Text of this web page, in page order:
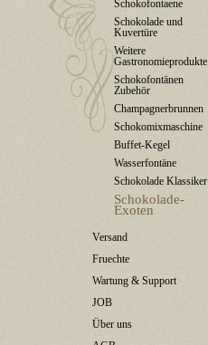
Schokofontaene
Schokolade und
Kuvertüre
Weitere
Gastronomieprodukte
Schokofontänen
Zubehör
Champagnerbrunnen
Schokomixmaschine
Buffet-Kegel
Wasserfontäne
Schokolade Klassiker
Schokolade-
Exoten
Versand
Fruechte
Wartung & Support
JOB
Über uns